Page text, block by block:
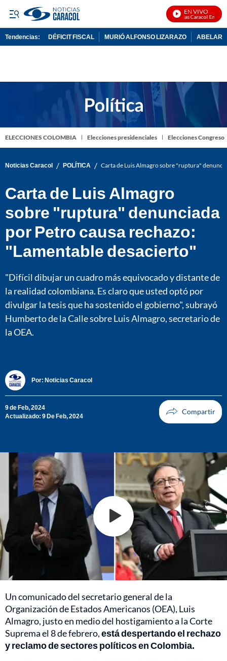
EN VIVO
Noticias Caracol En Vivo
Tendencias: DÉFICIT FISCAL MURIÓ ALFONSO LIZARAZO
ELECCIONES COLOMBIA Elecciones presidenciales Elecciones Congreso
Noticias Caracol / POLÍTICA / Carta de Luis Almagro sobre "ruptura"
Carta de Luis Almagro
sobre "ruptura" denunciada
por Petro causa rechazo:
"Lamentable desacierto"
"Difícil dibujar un cuadro más equivocado y distante de
la realidad colombiana. Es claro que usted optó por
divulgar la tesis que ha sostenido el gobierno", subrayó
Humberto de la Calle sobre Luis Almagro, secretario de
la OEA.
Por: Noticias Caracol
9 de Feb, 2024
Actualizado: 9 De Feb, 2024
Un comunicado del secretario general de la
Organización de Estados Americanos (OEA), Luis
Almagro, justo en medio del hostigamiento a la Corte
Suprema el 8 de febrero,está despertando el rechazo
y reclamo de sectores políticos en Colombia.